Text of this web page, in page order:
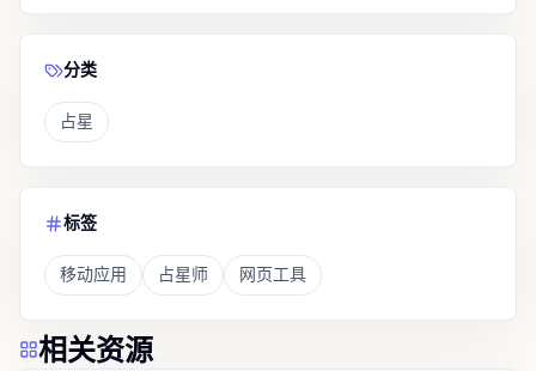
分类
占星
标签
移动应用 占星师 网页工具
相关资源